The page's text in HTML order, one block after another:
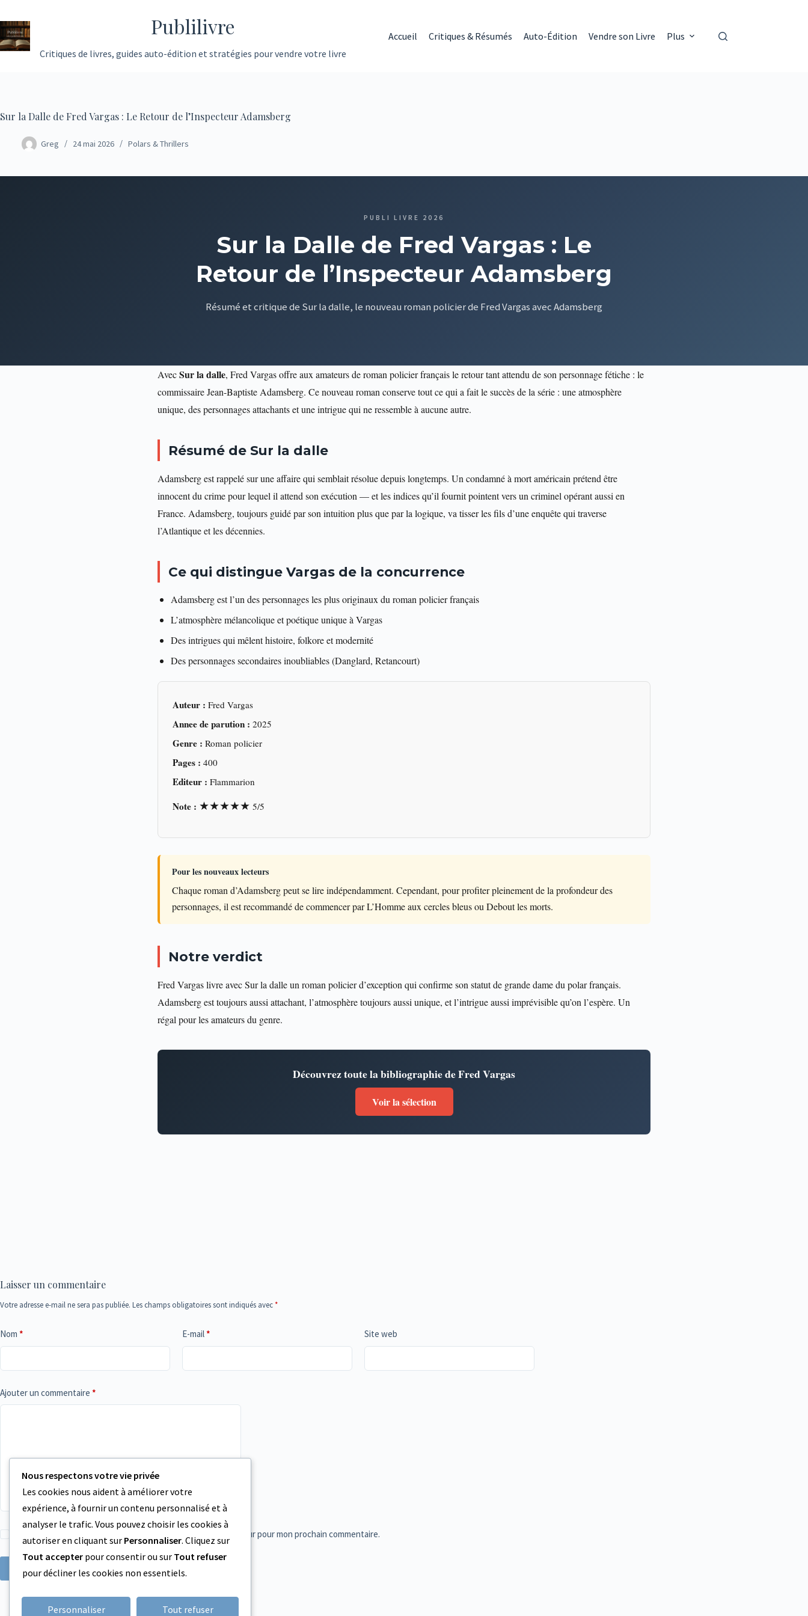
au
contenu
Publilivre
Critiques de livres, guides auto-édition et stratégies pour vendre votre livre
Accueil Critiques & Résumés Auto-Édition Vendre son Livre Plus
Sur la Dalle de Fred Vargas : Le Retour de l’Inspecteur Adamsberg
Greg 24 mai 2026 Polars & Thrillers
PUBLI LIVRE 2026
Sur la Dalle de Fred Vargas : Le
Retour de l’Inspecteur Adamsberg
Résumé et critique de Sur la dalle, le nouveau roman policier de Fred Vargas avec Adamsberg
AvecSur la dalle, Fred Vargas offre aux amateurs de roman policier français le retour tant attendu de son personnage fétiche : le
commissaire Jean-Baptiste Adamsberg. Ce nouveau roman conserve tout ce qui a fait le succès de la série : une atmosphère
unique, des personnages attachants et une intrigue qui ne ressemble à aucune autre.
Résumé de Sur la dalle
Adamsberg est rappelé sur une affaire qui semblait résolue depuis longtemps. Un condamné à mort américain prétend être
innocent du crime pour lequel il attend son exécution — et les indices qu’il fournit pointent vers un criminel opérant aussi en
France. Adamsberg, toujours guidé par son intuition plus que par la logique, va tisser les fils d’une enquête qui traverse
l’Atlantique et les décennies.
Ce qui distingue Vargas de la concurrence
Adamsberg est l’un des personnages les plus originaux du roman policier français
L’atmosphère mélancolique et poétique unique à Vargas
Des intrigues qui mêlent histoire, folkore et modernité
Des personnages secondaires inoubliables (Danglard, Retancourt)
Auteur : Fred Vargas
Annee de parution : 2025
Genre : Roman policier
Pages : 400
Editeur : Flammarion
Note : ★★★★★ 5/5
Pour les nouveaux lecteurs
Chaque roman d’Adamsberg peut se lire indépendamment. Cependant, pour profiter pleinement de la profondeur des
personnages, il est recommandé de commencer par L’Homme aux cercles bleus ou Debout les morts.
Notre verdict
Fred Vargas livre avec Sur la dalle un roman policier d’exception qui confirme son statut de grande dame du polar français.
Adamsberg est toujours aussi attachant, l’atmosphère toujours aussi unique, et l’intrigue aussi imprévisible qu’on l’espère. Un
régal pour les amateurs du genre.
Découvrez toute la bibliographie de Fred Vargas
Voir la sélection
Laisser un commentaire
Votre adresse e-mail ne sera pas publiée. Les champs obligatoires sont indiqués avec*
Nom * E-mail* Site web
Ajouter un commentaire *
Enregistrer mon nom, mon e-mail et mon site dans ce navigateur pour mon prochain commentaire.
Laisser un commentaire
Nous respectons votre vie privée
Les cookies nous aident à améliorer votre
expérience, à fournir un contenu personnalisé et à
analyser le trafic. Vous pouvez choisir les cookies à
autoriser en cliquant sur Personnaliser. Cliquez sur
Tout accepter pour consentir ou sur Tout refuser
pour décliner les cookies non essentiels.
Personnaliser Tout refuser